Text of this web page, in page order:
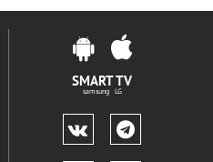
SMART TV
samsung LG